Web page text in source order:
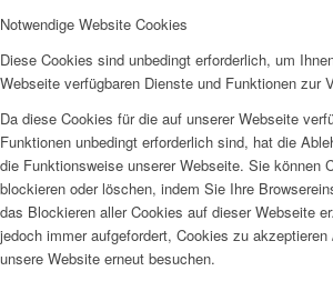
Notwendige Website Cookies
Diese Cookies sind unbedingt erforderlich, um
Webseite verfügbaren Dienste und Funktionen zur
Da diese Cookies für die auf unserer Webseite
Funktionen unbedingt erforderlich sind, hat die
die Funktionsweise unserer Webseite. Sie können
blockieren oder löschen, indem Sie Ihre
das Blockieren aller Cookies auf dieser Webseite
jedoch immer aufgefordert, Cookies zu
unsere Website erneut besuchen.